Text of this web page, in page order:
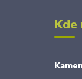
Kde